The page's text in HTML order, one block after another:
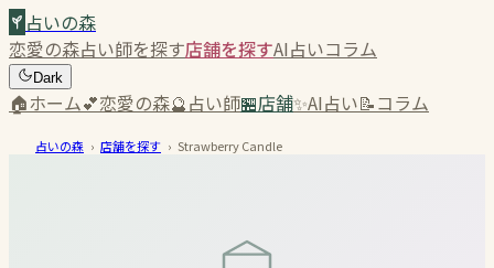
占いの森
恋愛の森占い師を探す店舗を探すAI占いコラム
Dark
🏠ホーム💕恋愛の森🔮占い師🏪店舗✨AI占い📝コラム
占いの森 › 店舗を探す › Strawberry Candle